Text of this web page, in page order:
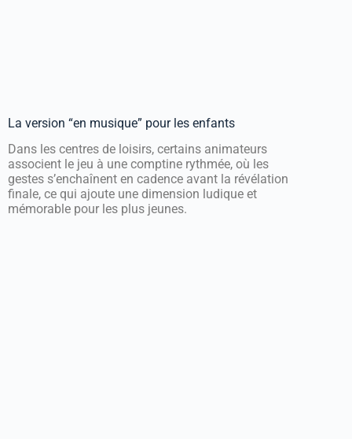
La version “en musique” pour les enfants
Dans les centres de loisirs, certains animateurs
associent le jeu à une comptine rythmée, où les
gestes s’enchaînent en cadence avant la révélation
finale, ce qui ajoute une dimension ludique et
mémorable pour les plus jeunes.